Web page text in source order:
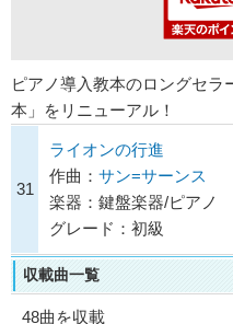
ピアノ導入教本のロングセ
本」をリニューアル！
31
ライオンの行進
作曲： サン=サーンス
楽器：鍵盤楽器/ピアノ
グレード：初級
収載曲一覧
48曲を収載